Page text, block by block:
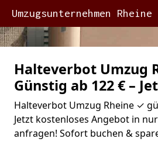
Umzugsunternehmen Rheine
Halteverbot Umzug
Günstig ab 122 € –
Halteverbot Umzug Rheine ✓
Jetzt kostenloses Angebot in
anfragen! Sofort buchen &